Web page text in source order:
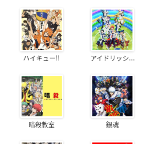
ハイキュー!! アイドリッシ...
暗殺教室 銀魂